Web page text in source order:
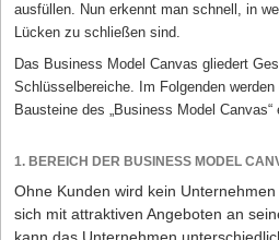
ausfüllen. Nun erkennt man schnell, in
Lücken zu schließen sind.
Das Business Model Canvas gliedert
Schlüsselbereiche. Im Folgenden
Bausteine des „Business Model Canvas“
1. BEREICH DER BUSINESS MODEL
Ohne Kunden wird kein
sich mit attraktiven Angeboten an